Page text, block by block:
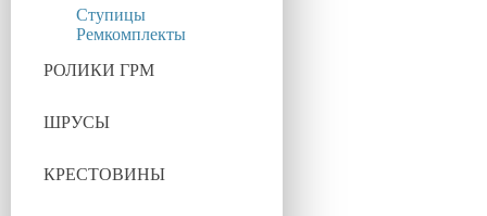
Ступицы
Ремкомплекты
РОЛИКИ ГРМ
ШРУСЫ
КРЕСТОВИНЫ